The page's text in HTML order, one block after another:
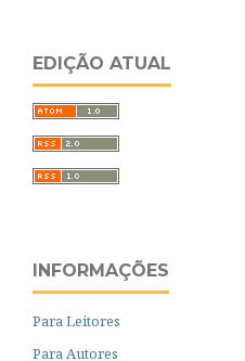
EDIÇÃO ATUAL
INFORMAÇÕES
Para Leitores
Para Autores